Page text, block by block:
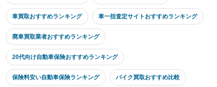
車買取おすすめランキング 車一括査定サイトおすすめランキング
廃車買取業者おすすめランキング
20代向け自動車保険おすすめランキング
保険料安い自動車保険ランキング バイク買取おすすめ比較